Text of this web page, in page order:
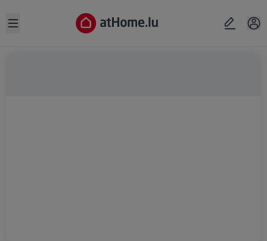
Open sidebar